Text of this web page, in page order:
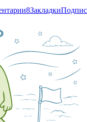
8Закладки